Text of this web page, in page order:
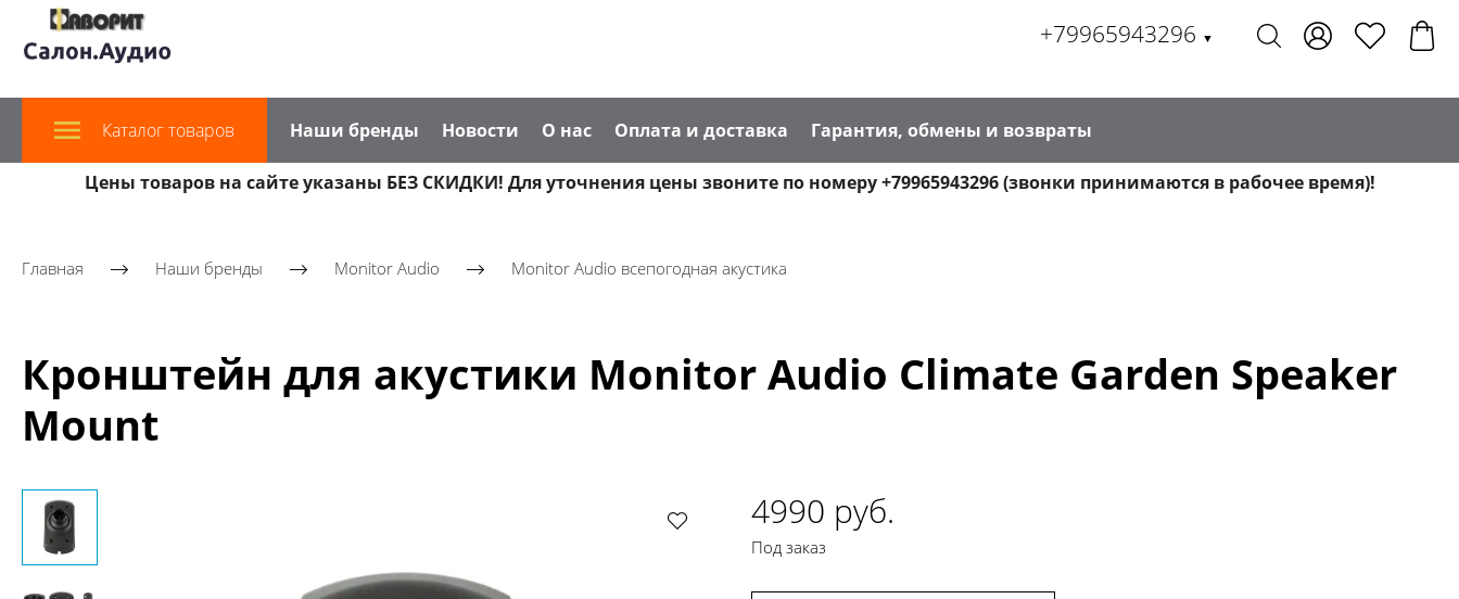
+79965943296 ▼
Каталог товаров Наши бренды Новости О нас Оплата и доставка Гарантия, обмены и возвраты
Цены товаров на сайте указаны БЕЗ СКИДКИ! Для уточнения цены звоните по номеру +79965943296 (звонки принимаются в рабочее время)!
Главная Наши бренды Monitor Audio Monitor Audio всепогодная акустика
Кронштейн для акустики Monitor Audio Climate Garden Speaker
Mount
4990 руб.
Под заказ